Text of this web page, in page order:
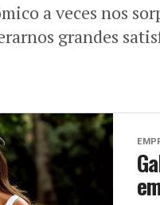
a veces nos
grandes